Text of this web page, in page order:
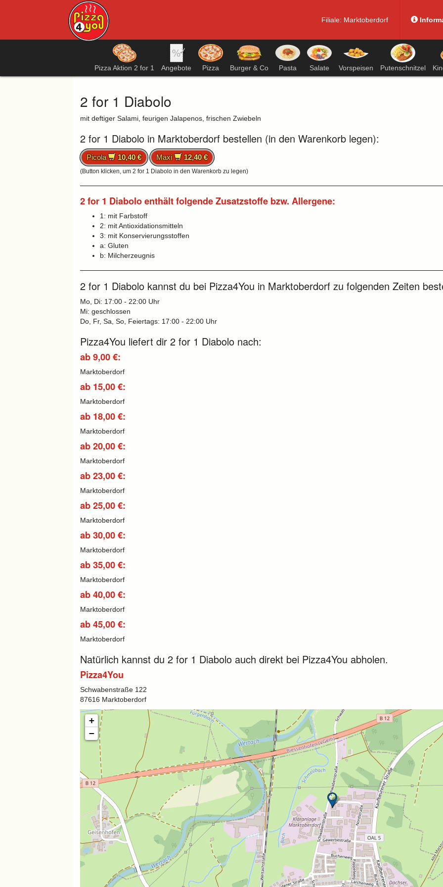
Filiale: Marktoberdorf
Pizza Aktion 2 for 1 Angebote Pizza Burger & Co Pasta Salate Vorspeisen Putenschnitzel
2 for 1 Diabolo
mit deftiger Salami, feurigen Jalapenos, frischen Zwiebeln
2 for 1 Diabolo in Marktoberdorf bestellen (in den Warenkorb legen):
Picola 10,40 € Maxi 12,40 €
(Button klicken, um 2 for 1 Diabolo in den Warenkorb zu legen)
2 for 1 Diabolo enthält folgende Zusatzstoffe bzw. Allergene:
1: mit Farbstoff
2: mit Antioxidationsmitteln
3: mit Konservierungsstoffen
a: Gluten
b: Milcherzeugnis
2 for 1 Diabolo kannst du bei Pizza4You in Marktoberdorf zu folgenden Zeiten
Mo, Di: 17:00 - 22:00 Uhr
Mi: geschlossen
Do, Fr, Sa, So, Feiertags: 17:00 - 22:00 Uhr
Pizza4You liefert dir 2 for 1 Diabolo nach:
ab 9,00 €:
Marktoberdorf
ab 15,00 €:
Marktoberdorf
ab 18,00 €:
Marktoberdorf
ab 20,00 €:
Marktoberdorf
ab 23,00 €:
Marktoberdorf
ab 25,00 €:
Marktoberdorf
ab 30,00 €:
Marktoberdorf
ab 35,00 €:
Marktoberdorf
ab 40,00 €:
Marktoberdorf
ab 45,00 €:
Marktoberdorf
Natürlich kannst du 2 for 1 Diabolo auch direkt bei Pizza4You abholen.
Pizza4You
Schwabenstraße 122
87616 Marktoberdorf
+
−